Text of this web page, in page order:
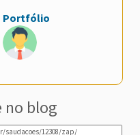
Portfólio
no blog